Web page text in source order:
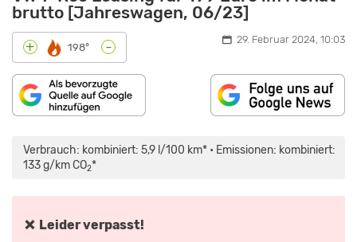
brutto [Jahreswagen, 06/23]
+ 198° - 29. Februar 2024, 10:03
Verbrauch: kombiniert: 5,9 l/100 km* • Emissionen: kombiniert:
133 g/km CO2*
❌ Leider verpasst!
ROC
FACELIFT
(2021):
AUTO